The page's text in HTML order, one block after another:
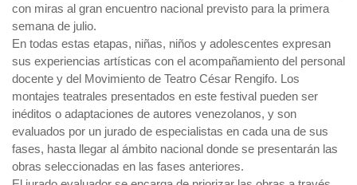
con miras al gran encuentro nacional previsto para la primera
semana de julio.
En todas estas etapas, niñas, niños y adolescentes expresan
sus experiencias artísticas con el acompañamiento del personal
docente y del Movimiento de Teatro César Rengifo. Los
montajes teatrales presentados en este festival pueden ser
inéditos o adaptaciones de autores venezolanos, y son
evaluados por un jurado de especialistas en cada una de sus
fases, hasta llegar al ámbito nacional donde se presentarán las
obras seleccionadas en las fases anteriores.